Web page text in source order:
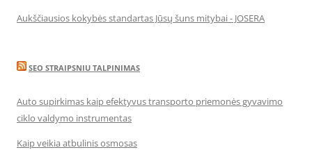
Aukščiausios kokybės standartas Jūsų šuns mitybai - JOSERA
SEO STRAIPSNIU TALPINIMAS
Auto supirkimas kaip efektyvus transporto priemonės gyvavimo
ciklo valdymo instrumentas
Kaip veikia atbulinis osmosas